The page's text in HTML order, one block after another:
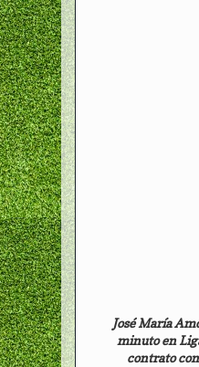
José María
minuto en
contrato